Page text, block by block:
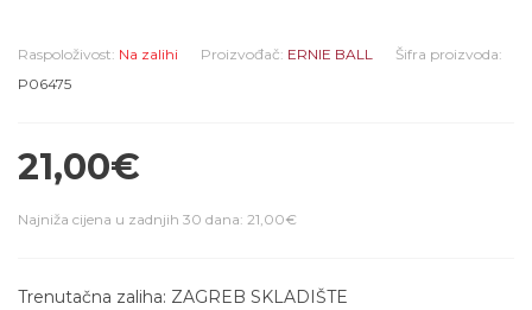
Raspoloživost: Na zalihi Proizvođač: ERNIE BALL
Šifra proizvoda:
P06475
21,00€
Najniža cijena u zadnjih 30 dana: 21,00€
Trenutačna zaliha: ZAGREB SKLADIŠTE